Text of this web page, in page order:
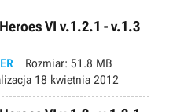
VI v.1.2.1 - v.1.3
Rozmiar: 51.8 MB
18 kwietnia 2012